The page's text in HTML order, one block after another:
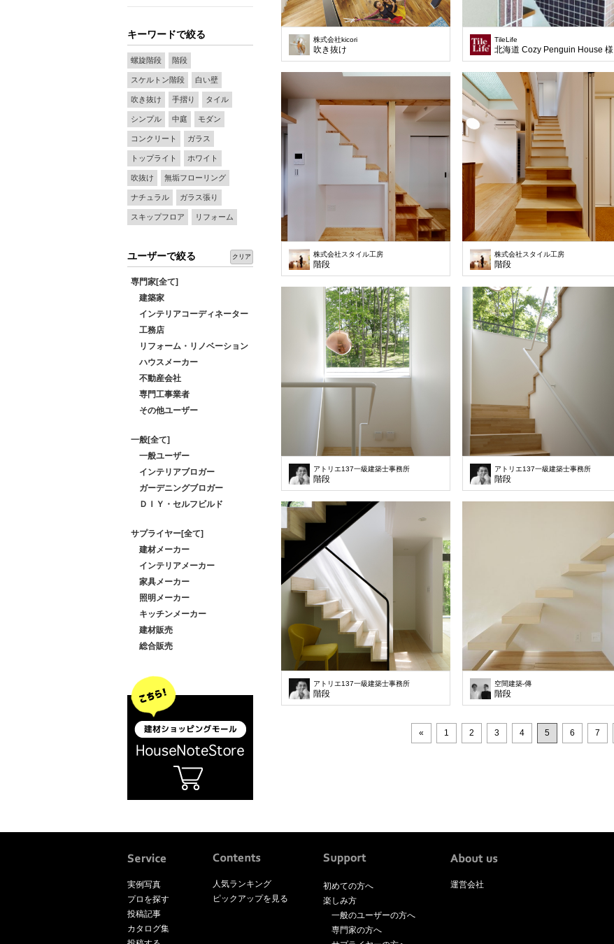
キーワードで絞る
螺旋階段 階段
スケルトン階段 白い壁
吹き抜け 手摺り タイル
シンプル 中庭 モダン
コンクリート ガラス
トップライト ホワイト
吹抜け 無垢フローリング
ナチュラル ガラス張り
スキップフロア リフォーム
ユーザーで絞る クリア
専門家[全て]
建築家
インテリアコーディネーター
工務店
リフォーム・リノベーション
ハウスメーカー
不動産会社
専門工事業者
その他ユーザー
一般[全て]
一般ユーザー
インテリアブロガー
ガーデニングブロガー
ＤＩＹ・セルフビルド
サプライヤー[全て]
建材メーカー
インテリアメーカー
家具メーカー
照明メーカー
キッチンメーカー
建材販売
総合販売
株式会社kicori
吹き抜け
TileLife
北海道 Cozy Penguin House 様
株式会社スタイル工房
階段
株式会社スタイル工房
階段
アトリエ137一級建築士事務所
階段
アトリエ137一級建築士事務所
階段
アトリエ137一級建築士事務所
階段
空間建築-傳
階段
« 1 2 3 4 5 6 7
実例写真
プロを探す
投稿記事
カタログ集
人気ランキング
ピックアップを見る
初めての方へ
楽しみ方
一般のユーザーの方へ
専門家の方へ
運営会社